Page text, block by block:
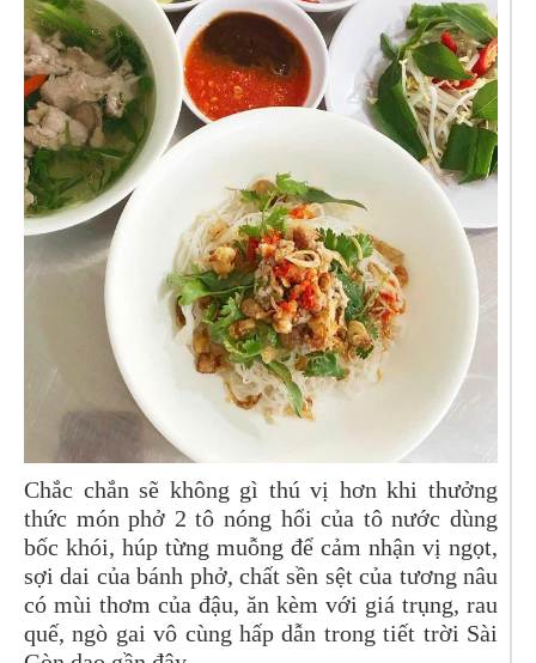
Chắc chắn sẽ không gì thú vị hơn khi thưởng
thức món phở 2 tô nóng hổi của tô nước dùng
bốc khói, húp từng muỗng để cảm nhận vị ngọt,
sợi dai của bánh phở, chất sền sệt của tương nâu
có mùi thơm của đậu, ăn kèm với giá trụng, rau
quế, ngò gai vô cùng hấp dẫn trong tiết trời Sài